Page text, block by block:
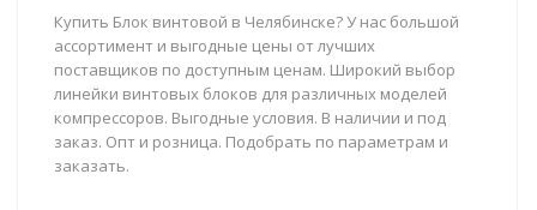
Купить Блок винтовой в Челябинске? У нас большой
ассортимент и выгодные цены от лучших
поставщиков по доступным ценам. Широкий выбор
линейки винтовых блоков для различных моделей
компрессоров. Выгодные условия. В наличии и под
заказ. Опт и розница. Подобрать по параметрам и
заказать.